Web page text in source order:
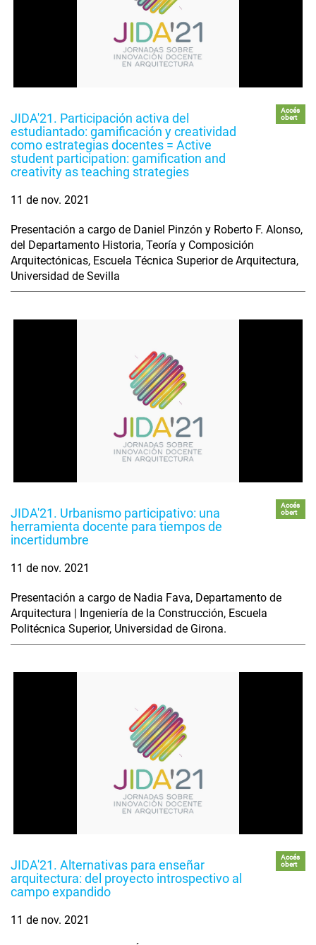
JIDA'21. Participación activa del
estudiantado: gamificación y creatividad
como estrategias docentes = Active
student participation: gamification and
creativity as teaching strategies
Accés
obert
11 de nov. 2021
Presentación a cargo de Daniel Pinzón y Roberto F. Alonso,
del Departamento Historia, Teoría y Composición
Arquitectónicas, Escuela Técnica Superior de Arquitectura,
Universidad de Sevilla
JIDA'21. Urbanismo participativo: una
herramienta docente para tiempos de
incertidumbre
Accés
obert
11 de nov. 2021
Presentación a cargo de Nadia Fava, Departamento de
Arquitectura | Ingeniería de la Construcción, Escuela
Politécnica Superior, Universidad de Girona.
JIDA'21. Alternativas para enseñar
arquitectura: del proyecto introspectivo al
campo expandido
Accés
obert
11 de nov. 2021